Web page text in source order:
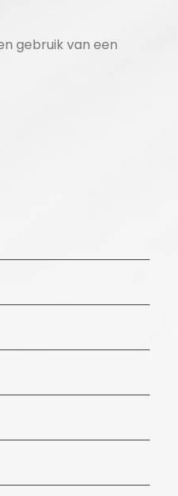
gebruik van een